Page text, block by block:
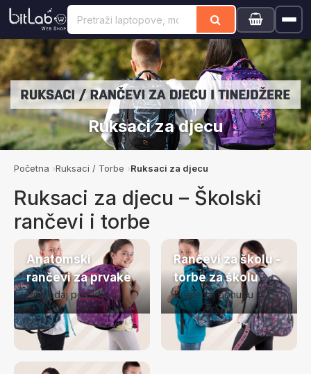
Ruksaci za djecu
Početna Ruksaci / Torbe Ruksaci za djecu
Ruksaci za djecu – Školski
rančevi i torbe
Anatomski
rančevi za prvake
Pogledaj ponudu →
Rančevi za školu -
torbe za školu
Pogledaj ponudu →